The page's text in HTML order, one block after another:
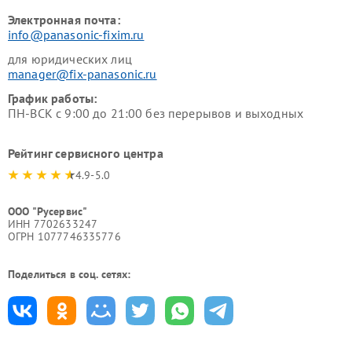
Электронная почта:
info@panasonic-fixim.ru
для юридических лиц
manager@fix-panasonic.ru
График работы:
ПН-ВСК с 9:00 до 21:00 без перерывов и выходных
Рейтинг сервисного центра
4.9-5.0
ООО "Русервис"
ИНН 7702633247
ОГРН 1077746335776
Поделиться в соц. сетях: